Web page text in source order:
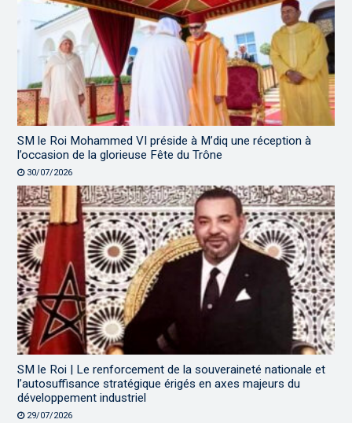
SM le Roi Mohammed VI préside à M’diq une réception à
l’occasion de la glorieuse Fête du Trône
30/07/2026
SM le Roi | Le renforcement de la souveraineté nationale et
l’autosuffisance stratégique érigés en axes majeurs du
développement industriel
29/07/2026